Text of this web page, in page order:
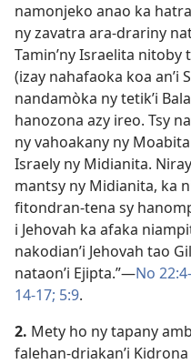
namonjeko anao ka
ny zavatra ara-drariny
Tamin’ny Israelita nitoby
(izay nahafaoka koa an’i
nandamòka ny tetik’i
hanozona azy ireo. Tsy
ny vahoakany ny
Israely ny Midianita.
mantsy ny Midianita, ka
fitondran-tena sy
i Jehovah ka afaka
nakodian’i Jehovah tao
nataon’i Ejipta.”​—No
14-17; 5:9.
2. Mety ho ny tapany
falehan-driakan’i